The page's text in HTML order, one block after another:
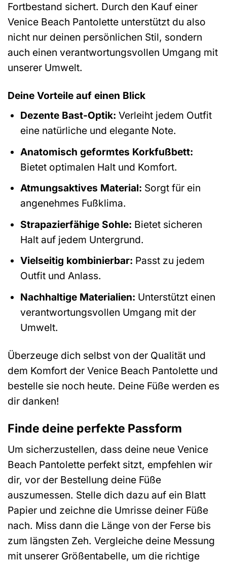
Fortbestand sichert. Durch den Kauf einer
Venice Beach Pantolette unterstützt du also
nicht nur deinen persönlichen Stil, sondern
auch einen verantwortungsvollen Umgang mit
unserer Umwelt.
Deine Vorteile auf einen Blick
Dezente Bast-Optik: Verleiht jedem Outfit
eine natürliche und elegante Note.
Anatomisch geformtes Korkfußbett:
Bietet optimalen Halt und Komfort.
Atmungsaktives Material: Sorgt für ein
angenehmes Fußklima.
Strapazierfähige Sohle: Bietet sicheren
Halt auf jedem Untergrund.
Vielseitig kombinierbar: Passt zu jedem
Outfit und Anlass.
Nachhaltige Materialien: Unterstützt einen
verantwortungsvollen Umgang mit der
Umwelt.
Überzeuge dich selbst von der Qualität und
dem Komfort der Venice Beach Pantolette und
bestelle sie noch heute. Deine Füße werden es
dir danken!
Finde deine perfekte Passform
Um sicherzustellen, dass deine neue Venice
Beach Pantolette perfekt sitzt, empfehlen wir
dir, vor der Bestellung deine Füße
auszumessen. Stelle dich dazu auf ein Blatt
Papier und zeichne die Umrisse deiner Füße
nach. Miss dann die Länge von der Ferse bis
zum längsten Zeh. Vergleiche deine Messung
mit unserer Größentabelle, um die richtige